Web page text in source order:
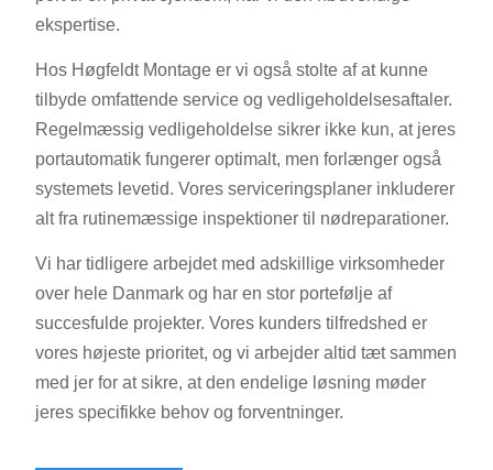
ekspertise.
Hos Høgfeldt Montage er vi også stolte af at kunne
tilbyde omfattende service og vedligeholdelsesaftaler.
Regelmæssig vedligeholdelse sikrer ikke kun, at jeres
portautomatik fungerer optimalt, men forlænger også
systemets levetid. Vores serviceringsplaner inkluderer
alt fra rutinemæssige inspektioner til nødreparationer.
Vi har tidligere arbejdet med adskillige virksomheder
over hele Danmark og har en stor portefølje af
succesfulde projekter. Vores kunders tilfredshed er
vores højeste prioritet, og vi arbejder altid tæt sammen
med jer for at sikre, at den endelige løsning møder
jeres specifikke behov og forventninger.